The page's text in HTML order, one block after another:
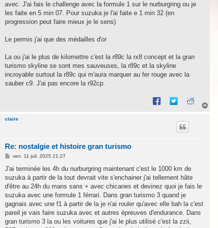
avec. J'ai fais le challenge avec la formule 1 sur le nurburgring ou je
les faite en 5 min 07. Pour suzuka je l'ai faite e 1 min 32 (en
progression peut faire mieux je le sens)
Le permis j'ai que des médailles d'or
La ou j'ai le plus de kilomettre c'est la r89c la rx8 concept et la gran
turismo skyline se sont mes sauveuses, la r89c et la skyline
incroyable surtout la r89c qui m'aura marquer au fer rouge avec la
sauber c9. J'ai pas encore la r92cp.
claire
Re: nostalgie et histoire gran turismo
M
s
a
g
ven. 11 juil. 2025 21:27
J'ai terminée les 4h du nurburgring maintenant c'est le 1000 km de
suzuka à partir de la tout devrait vite s'enchainer j'ai tellement hâte
d'être au 24h du mans sans + avec chicanes et devinez quoi je fais le
suzuka avec une formule 1 férrari. Dans gran turismo 3 quand je
gagnais avec une f1 à partir de la je n'ai rouler qu'avec elle bah la c'est
pareil je vais faire suzuka avec et autres épreuves d'endurance. Dans
gran turismo 3 la ou les voitures que j'ai le plus utilisé c'est la zzii,